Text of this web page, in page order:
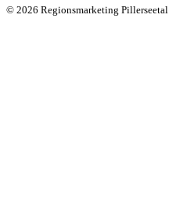
© 2026 Regionsmarketing Pillerseetal